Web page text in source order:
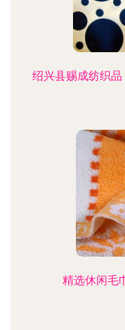
绍兴县赐成纺织
精选休闲毛